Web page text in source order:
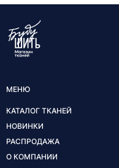
МЕНЮ
КАТАЛОГ ТКАНЕЙ
НОВИНКИ
РАСПРОДАЖА
О КОМПАНИИ